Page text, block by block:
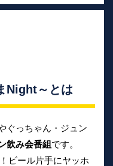
Night～とは
ぐっちゃん・ジュン
飲み会番組です。
ビール片手にヤッホ